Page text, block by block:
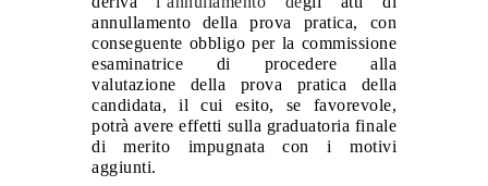
annullamento della prova pratica, con
conseguente obbligo per la commissione
esaminatrice di procedere alla
valutazione della prova pratica della
candidata, il cui esito, se favorevole,
potrà avere effetti sulla graduatoria finale
di merito impugnata con i motivi
aggiunti.